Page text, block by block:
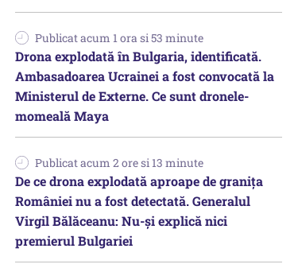
Publicat acum 1 ora si 53 minute
Drona explodată în Bulgaria, identificată.
Ambasadoarea Ucrainei a fost convocată la
Ministerul de Externe. Ce sunt dronele-
momeală Maya
Publicat acum 2 ore si 13 minute
De ce drona explodată aproape de granița
României nu a fost detectată. Generalul
Virgil Bălăceanu: Nu-și explică nici
premierul Bulgariei